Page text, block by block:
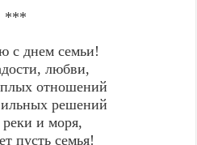
***
с днем семьи!
любви,
отношений
решений
реки и моря,
пусть семья!